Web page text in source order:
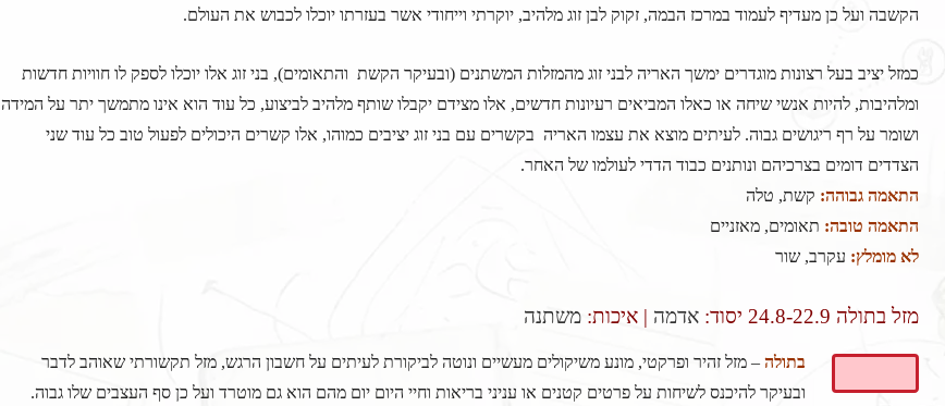
הקשבה ועל כן מעדיף לעמוד במרכז הבמה, זקוק לבן זוג מלהיב, יוקרתי וייחודי אשר בעזרתו יוכלו לכבוש את העולם.
כמזל יציב בעל רצונות מוגדרים ימשך האריה לבני זוג מהמזלות המשתנים (ובעיקר הקשת והתאומים), בני זוג אלו יוכלו לספק לו חוויות חדשות
ומלהיבות, להיות אנשי שיחה או כאלו המביאים רעיונות חדשים, אלו מצידם יקבלו שותף מלהיב לביצוע, כל עוד הוא אינו מתמשך יתר על המידה
ושומר על רף ריגושים גבוה. לעיתים מוצא את עצמו האריה בקשרים עם בני זוג יציבים כמוהו, אלו קשרים היכולים לפעול טוב כל עוד שני
הצדדים דומים בצרכיהם ונותנים כבוד הדדי לעולמו של האחר.
התאמה גבוהה: קשת, טלה
התאמה טובה: תאומים, מאזניים
לא מומלץ: עקרב, שור
מזל בתולה 24.8-22.9 יסוד: אדמה | איכות: משתנה
בתולה – מזל זהיר ופרקטי, מונע משיקולים מעשיים ונוטה לביקורת לעיתים על חשבון הרגש, מזל תקשורתי שאוהב לדבר
ובעיקר להיכנס לשיחות על פרטים קטנים או עניני בריאות וחיי היום יום מהם הוא גם מוטרד ועל כן סף העצבים שלו גבוה.